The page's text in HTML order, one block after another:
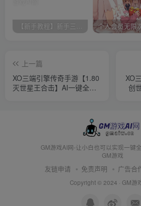
【新手教程】新手三分钟入门AI全自动搭建 个人会员无限
上一篇
XO三端引擎传奇手游【1.80
灭世星王合击】AI一键全自
XO
创
GM游戏AI网-让小白也可以实现一键
GM游戏
友链申请 免责声明 广告合
Copyright © 2024 · GM游